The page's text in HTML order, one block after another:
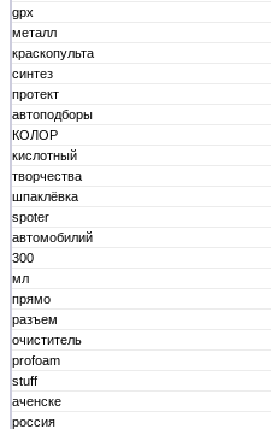
gpx
металл
краскопульта
синтез
протект
автоподборы
КОЛОР
кислотный
творчества
шпаклёвка
spoter
автомобилий
300
мл
прямо
разъем
очиститель
profoam
stuff
аченске
россия